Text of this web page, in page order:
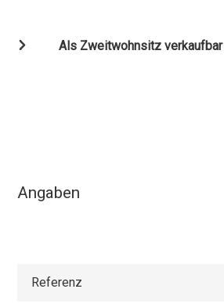
Als Zweitwohnsitz verkaufbar
Angaben
Referenz